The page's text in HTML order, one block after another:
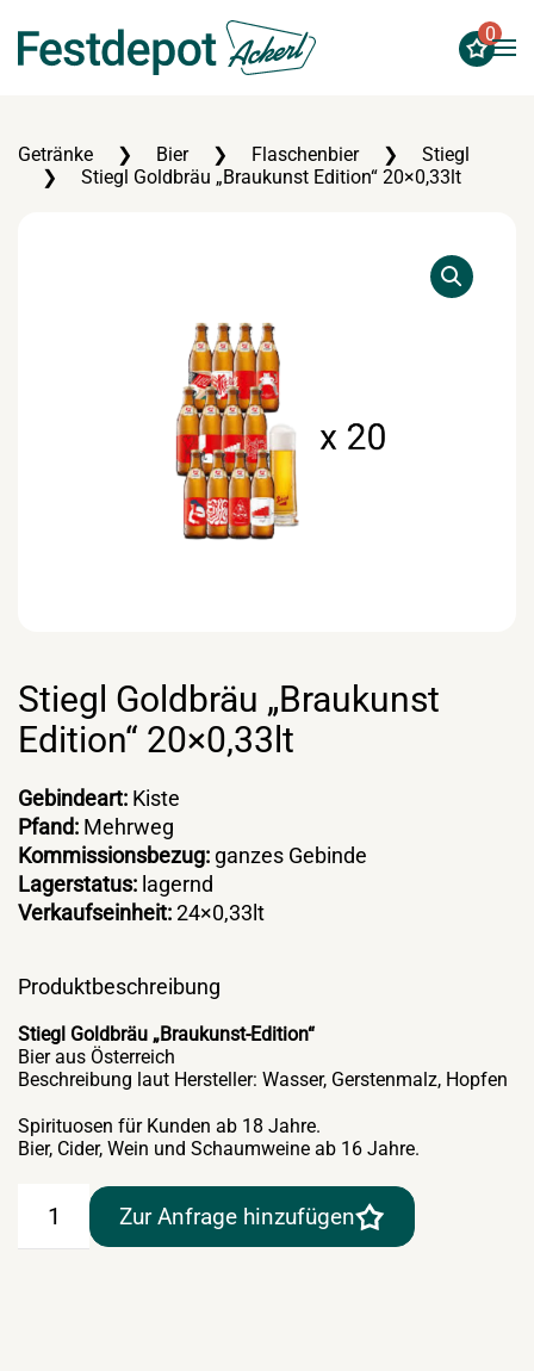
Zum Hauptinhalt springen
0
Getränke Bier Flaschenbier
Stiegl
Stiegl Goldbräu „Braukunst Edition“ 20×0,33lt
Stiegl Goldbräu „Braukunst
Edition“ 20×0,33lt
Gebindeart: Kiste
Pfand: Mehrweg
Kommissionsbezug: ganzes Gebinde
Lagerstatus: lagernd
Verkaufseinheit:24×0,33lt
Produktbeschreibung
Stiegl Goldbräu „Braukunst-Edition“
Bier aus Österreich
Beschreibung laut Hersteller: Wasser, Gerstenmalz, Hopfen
Spirituosen für Kunden ab 18 Jahre.
Bier, Cider, Wein und Schaumweine ab 16 Jahre.
Goldbräu
"Braukunst
Zur Anfrage hinzufügen